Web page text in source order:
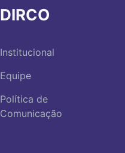
DIRCO
Institucional
Equipe
Política de
Comunicação